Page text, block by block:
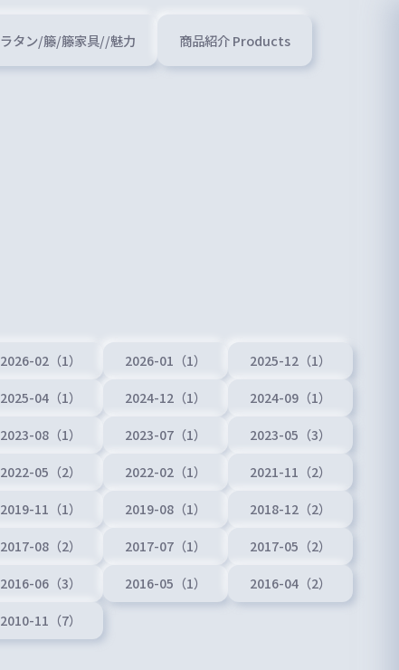
ラタン/籐/籐家具//魅力 商品紹介 Products
2026-02（1） 2026-01（1） 2025-12（1）
2025-04（1） 2024-12（1） 2024-09（1）
2023-08（1） 2023-07（1） 2023-05（3）
2022-05（2） 2022-02（1） 2021-11（2）
2019-11（1） 2019-08（1） 2018-12（2）
2017-08（2） 2017-07（1） 2017-05（2）
2016-06（3） 2016-05（1） 2016-04（2）
2010-11（7）